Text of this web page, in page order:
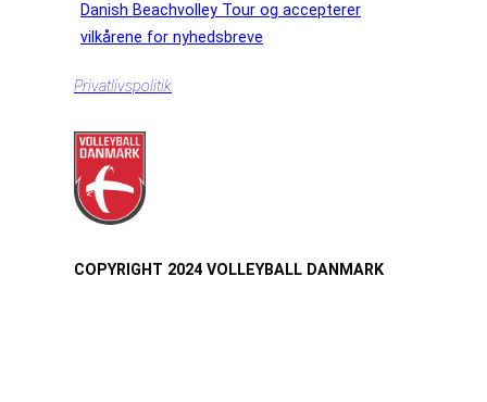
Danish Beachvolley Tour og accepterer
vilkårene for nyhedsbreve
Privatlivspolitik
COPYRIGHT 2024 VOLLEYBALL DANMARK